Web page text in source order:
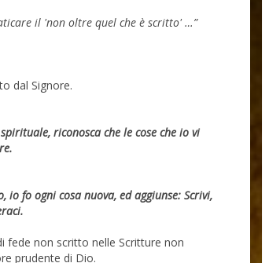
il 'non oltre quel che è scritto' …”
dal Signore.
riconosca che le cose che io vi
io fo ogni cosa nuova, ed aggiunse: Scrivi,
fede non scritto nelle Scritture non
prudente di Dio.